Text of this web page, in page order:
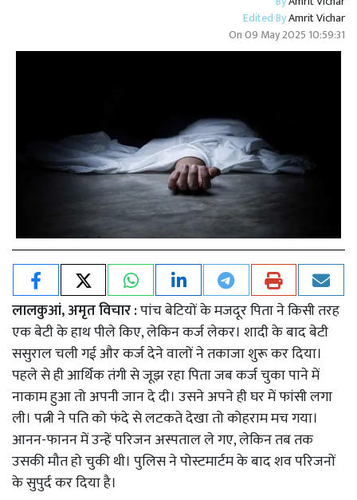
Edited ByAmrit Vichar
On09 May 2025 10:59:31
लालकुआं, अमृत विचार :पांच बेटियों के मजदूर पिता ने किसी तरह
एक बेटी के हाथ पीले किए, लेकिन कर्ज लेकर। शादी के बाद बेटी
ससुराल चली गई और कर्ज देने वालों ने तकाजा शुरू कर दिया।
पहले से ही आर्थिक तंगी से जूझ रहा पिता जब कर्ज चुका पाने में
नाकाम हुआ तो अपनी जान दे दी। उसने अपने ही घर में फांसी लगा
ली। पत्नी ने पति को फंदे से लटकते देखा तो कोहराम मच गया।
आनन-फानन में उन्हें परिजन अस्पताल ले गए, लेकिन तब तक
उसकी मौत हो चुकी थी। पुलिस ने पोस्टमार्टम के बाद शव परिजनों
के सुपुर्द कर दिया है।